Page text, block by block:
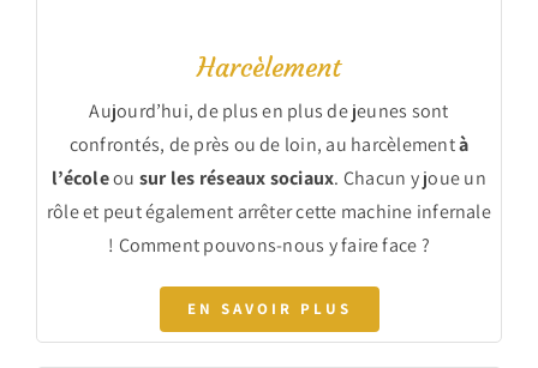
Harcèlement
Aujourd’hui, de plus en plus de jeunes sont
confrontés, de près ou de loin, au harcèlementà
l’écoleou sur les réseaux sociaux. Chacun y joue un
rôle et peut également arrêter cette machine infernale
! Comment pouvons-nous y faire face ?
EN SAVOIR PLUS